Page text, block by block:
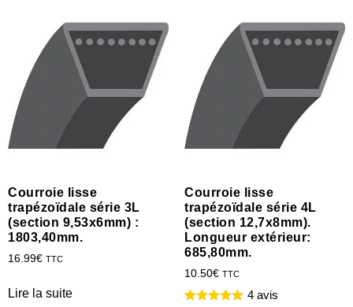
Courroie lisse
trapézoïdale série 3L
(section 9,53x6mm) :
1803,40mm.
16.99€ TTC
Lire la suite
Courroie lisse
trapézoïdale série 4L
(section 12,7x8mm).
Longueur extérieur:
685,80mm.
10.50€ TTC
4 avis